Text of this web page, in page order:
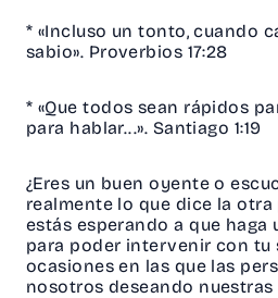
* «Incluso un tonto, cuando
sabio». Proverbios 17:28
* «Que todos sean rápidos
para hablar...». Santiago 1:19
¿Eres un buen oyente o
realmente lo que dice la
estás esperando a que haga
para poder intervenir con tu
ocasiones en las que las
nosotros deseando nuestras